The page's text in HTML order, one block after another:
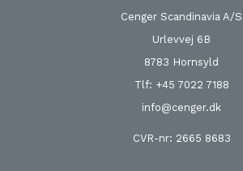
Cenger Scandinavia A/S
Urlevvej 6B
8783 Hornsyld
Tlf: +45 7022 7188
info@cenger.dk
CVR-nr: 2665 8683